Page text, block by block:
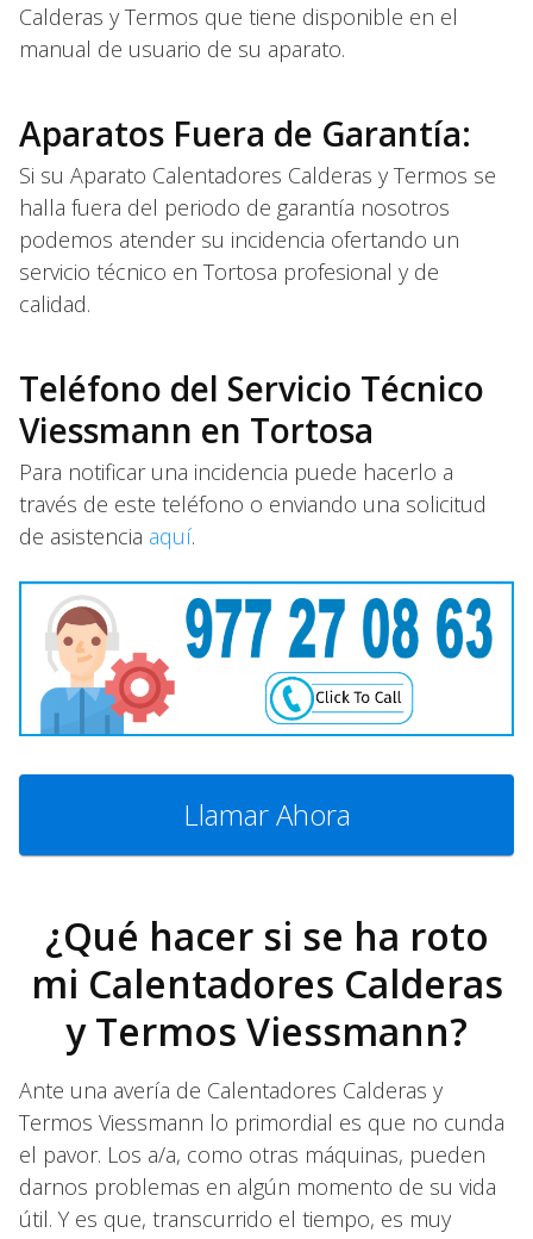
Calderas y Termos que tiene disponible en el
manual de usuario de su aparato.
Aparatos Fuera de Garantía:
Si su Aparato Calentadores Calderas y Termos se
halla fuera del periodo de garantía nosotros
podemos atender su incidencia ofertando un
servicio técnico en Tortosa profesional y de
calidad.
Teléfono del Servicio Técnico
Viessmann en Tortosa
Para notificar una incidencia puede hacerlo a
través de este teléfono o enviando una solicitud
de asistencia aquí.
Llamar Ahora
¿Qué hacer si se ha roto
mi Calentadores Calderas
y Termos Viessmann?
Ante una avería de Calentadores Calderas y
Termos Viessmann lo primordial es que no cunda
el pavor. Los a/a, como otras máquinas, pueden
darnos problemas en algún momento de su vida
útil. Y es que, transcurrido el tiempo, es muy